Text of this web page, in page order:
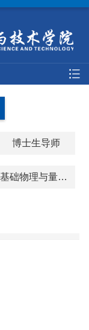
博士生导师
基础物理与量子科技研究院